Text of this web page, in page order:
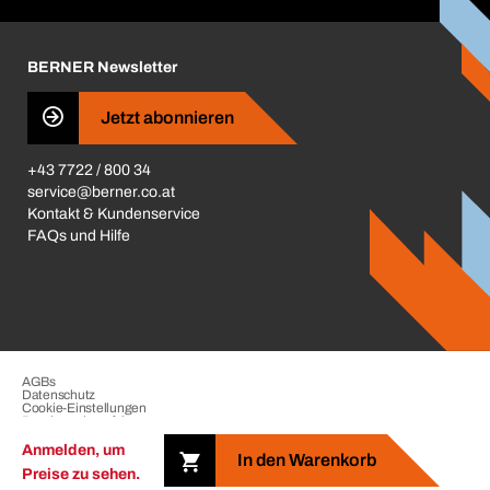
Anmelden, um
Preise zu sehen.
In den Warenkorb
Presse
Business Conduct
BERNER Newsletter
Jetzt abonnieren
+43 7722 / 800 34
service@berner.co.at
Kontakt & Kundenservice
FAQs und Hilfe
Copyright © 2026. The BERNER Group. All rights reserved.
AGBs
Datenschutz
Cookie-Einstellungen
Beschwerdeverfahren